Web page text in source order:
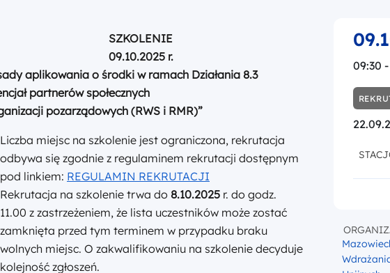
SZKOLENIE
09.10.2025 r.
aplikowania o środki w ramach Działania 8.3
partnerów społecznych
pozarządowych (RWS i RMR)”
Liczba miejsc na szkolenie jest ograniczona, rekrutacja
odbywa się zgodnie z regulaminem rekrutacji dostępnym
pod linkiem: REGULAMIN REKRUTACJI
Rekrutacja na szkolenie trwa do 8.10.2025 r. do godz.
11.00 z zastrzeżeniem, że lista uczestników może zostać
zamknięta przed tym terminem w przypadku braku
wolnych miejsc. O zakwalifikowaniu na szkolenie decyduje
kolejność zgłoszeń.
09:30